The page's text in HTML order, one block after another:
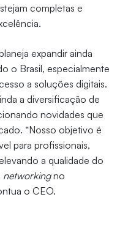
completas e
expandir ainda
o Brasil, especialmente
a soluções digitais.
a diversificação de
novidades que
“Nosso objetivo é
para profissionais,
a qualidade do
networkingno
o CEO.